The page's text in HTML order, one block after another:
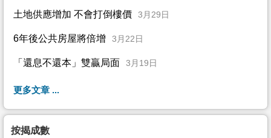
土地供應增加 不會打倒樓價 3月29日
6年後公共房屋將倍增 3月22日
「還息不還本」雙贏局面 3月19日
更多文章 ...
按揭成數